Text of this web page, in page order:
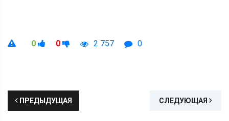
0 0 2 757 0
ПРЕДЫДУЩАЯ СЛЕДУЮЩАЯ